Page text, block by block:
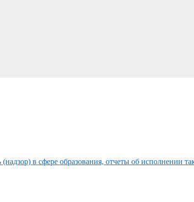
в сфере образования, отчеты об исполнении